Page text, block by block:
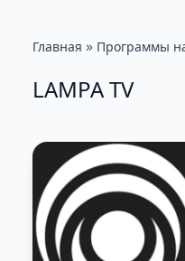
Главная » Программы
LAMPA TV